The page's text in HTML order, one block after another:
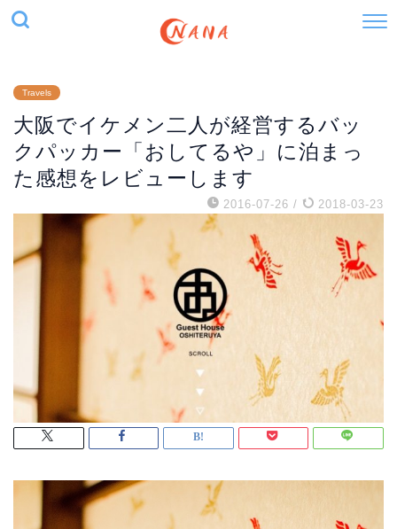
Travels
大阪でイケメン二人が経営するバッ
クパッカー「おしてるや」に泊まっ
た感想をレビューします
2016-07-26 / 2018-03-23